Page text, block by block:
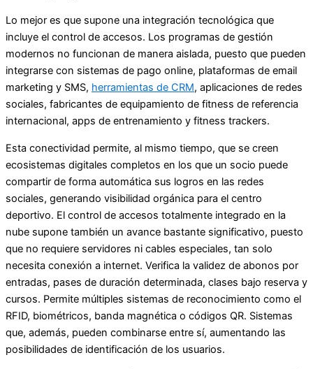
Lo mejor es que supone una integración tecnológica que
incluye el control de accesos. Los programas de gestión
modernos no funcionan de manera aislada, puesto que pueden
integrarse con sistemas de pago online, plataformas de email
marketing y SMS, herramientas de CRM, aplicaciones de redes
sociales, fabricantes de equipamiento de fitness de referencia
internacional, apps de entrenamiento y fitness trackers.
Esta conectividad permite, al mismo tiempo, que se creen
ecosistemas digitales completos en los que un socio puede
compartir de forma automática sus logros en las redes
sociales, generando visibilidad orgánica para el centro
deportivo. El control de accesos totalmente integrado en la
nube supone también un avance bastante significativo, puesto
que no requiere servidores ni cables especiales, tan solo
necesita conexión a internet. Verifica la validez de abonos por
entradas, pases de duración determinada, clases bajo reserva y
cursos. Permite múltiples sistemas de reconocimiento como el
RFID, biométricos, banda magnética o códigos QR. Sistemas
que, además, pueden combinarse entre sí, aumentando las
posibilidades de identificación de los usuarios.